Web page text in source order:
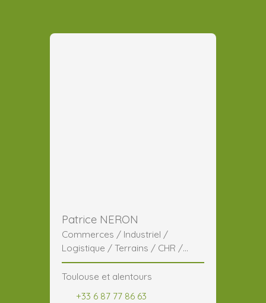
Patrice NERON
Commerces / Industriel /
Logistique / Terrains / CHR /
Généraliste
Toulouse et alentours
+33 6 87 77 86 63